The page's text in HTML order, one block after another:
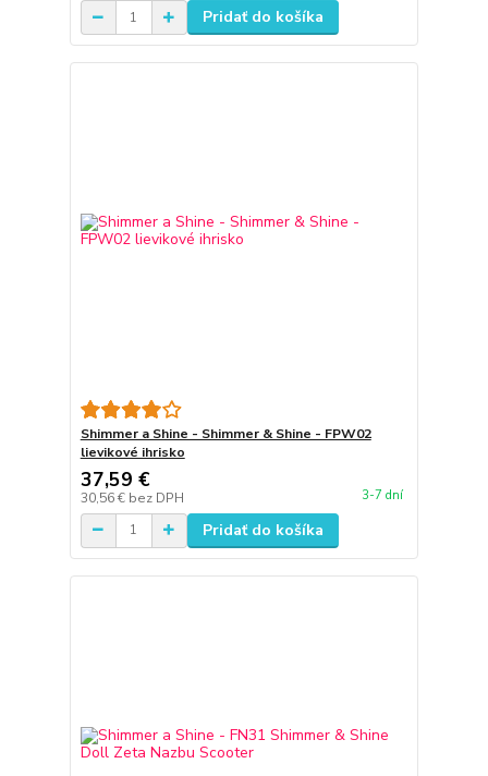
Pridať do košíka
Shimmer a Shine - Shimmer & Shine - FPW02
lievikové ihrisko
37,59 €
30,56 € bez DPH 3-7 dní
Pridať do košíka